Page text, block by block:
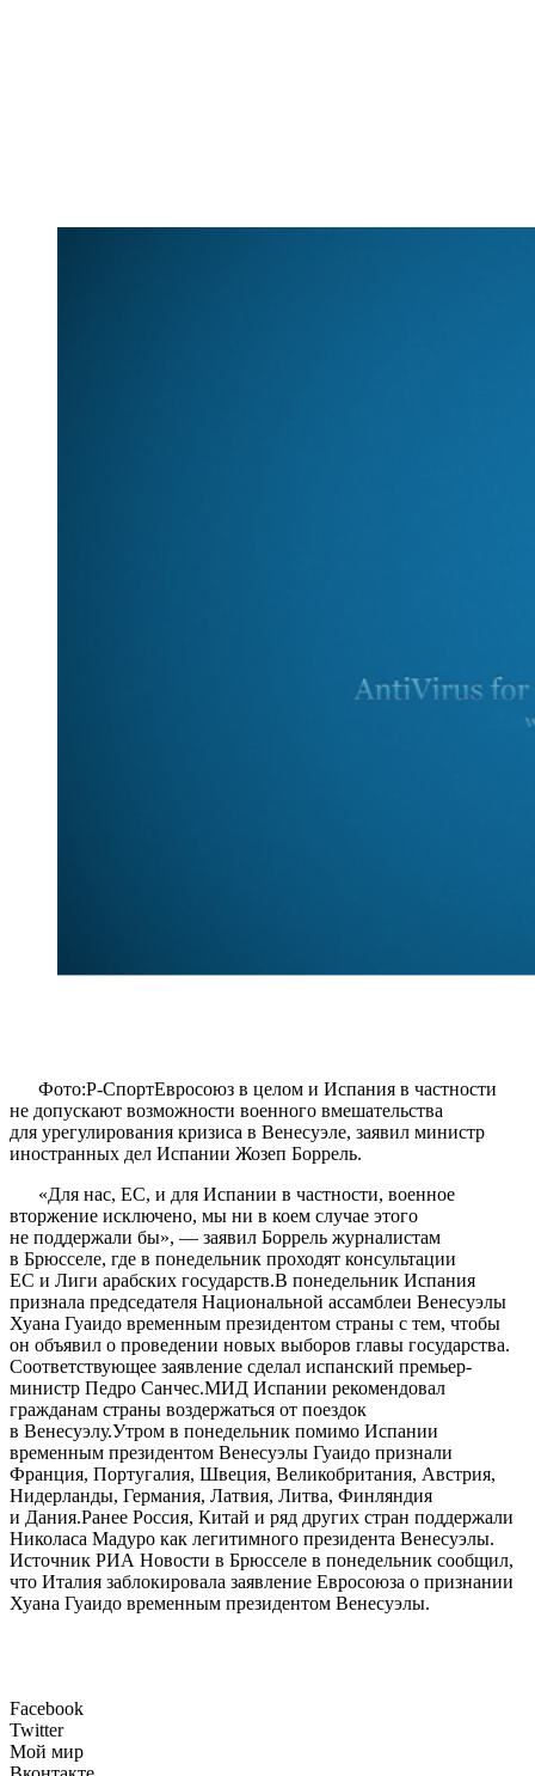
Фото:Р-СпортЕвросоюз в целом и Испания в частности
не допускают возможности военного вмешательства
для урегулирования кризиса в Венесуэле, заявил министр
иностранных дел Испании Жозеп Боррель.
«Для нас, ЕС, и для Испании в частности, военное
вторжение исключено, мы ни в коем случае этого
не поддержали бы», — заявил Боррель журналистам
в Брюсселе, где в понедельник проходят консультации
ЕС и Лиги арабских государств.В понедельник Испания
признала председателя Национальной ассамблеи Венесуэлы
Хуана Гуаидо временным президентом страны с тем, чтобы
он объявил о проведении новых выборов главы государства.
Соответствующее заявление сделал испанский премьер-
министр Педро Санчес.МИД Испании рекомендовал
гражданам страны воздержаться от поездок
в Венесуэлу.Утром в понедельник помимо Испании
временным президентом Венесуэлы Гуаидо признали
Франция, Португалия, Швеция, Великобритания, Австрия,
Нидерланды, Германия, Латвия, Литва, Финляндия
и Дания.Ранее Россия, Китай и ряд других стран поддержали
Николаса Мадуро как легитимного президента Венесуэлы.
Источник РИА Новости в Брюсселе в понедельник сообщил,
что Италия заблокировала заявление Евросоюза о признании
Хуана Гуаидо временным президентом Венесуэлы.
Facebook
Twitter
Мой мир